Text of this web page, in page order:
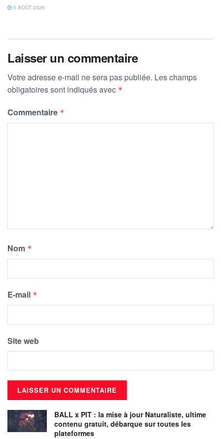
5 AOÛT 2026
Laisser un commentaire
Votre adresse e-mail ne sera pas publiée. Les champs
obligatoires sont indiqués avec *
Commentaire *
Nom *
E-mail *
Site web
BALL x PIT : la mise à jour Naturaliste, ultime
contenu gratuit, débarque sur toutes les
plateformes